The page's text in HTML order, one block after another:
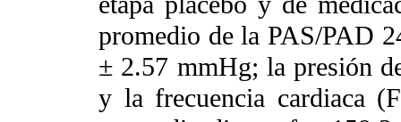
promedio de la PAS/PAD
± 2.57 mmHg; la presión
y la frecuencia cardiaca